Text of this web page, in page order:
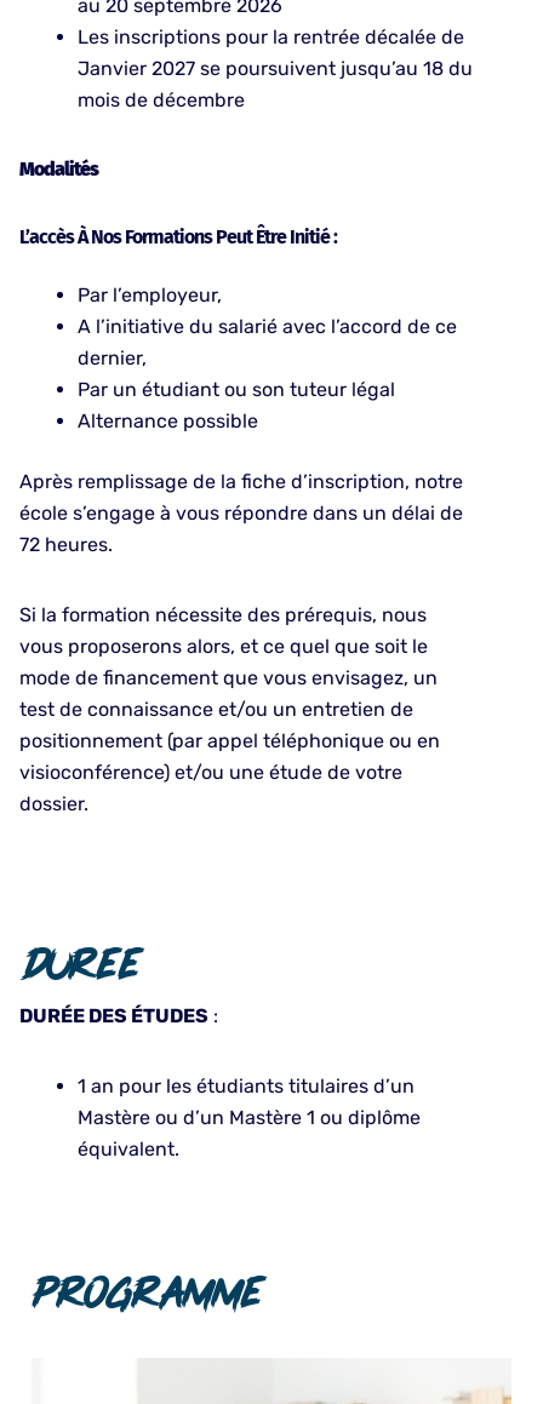
au 20 septembre 2026
Les inscriptions pour la rentrée décalée de
Janvier 2027 se poursuivent jusqu’au 18 du
mois de décembre
Modalités
L’accès À Nos Formations Peut Être Initié :
Par l’employeur,
A l’initiative du salarié avec l’accord de ce
dernier,
Par un étudiant ou son tuteur légal
Alternance possible
Après remplissage de la fiche d’inscription, notre
école s’engage à vous répondre dans un délai de
72 heures.
Si la formation nécessite des prérequis, nous
vous proposerons alors, et ce quel que soit le
mode de financement que vous envisagez, un
test de connaissance et/ou un entretien de
positionnement (par appel téléphonique ou en
visioconférence) et/ou une étude de votre
dossier.
Duree
DURÉE DES ÉTUDES :
1 an pour les étudiants titulaires d’un
Mastère ou d’un Mastère 1 ou diplôme
équivalent.
Programme